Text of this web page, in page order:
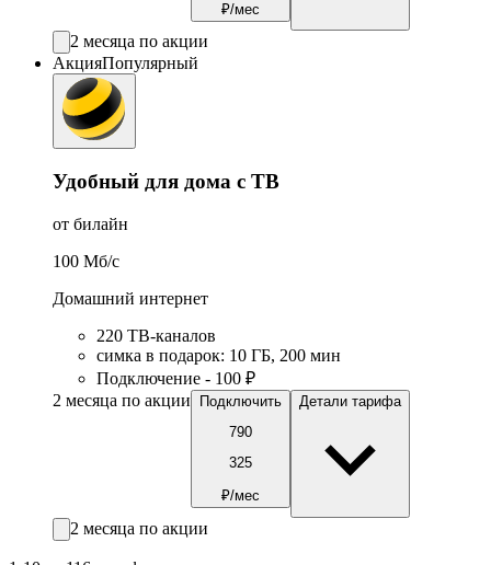
₽/мес
2 месяца по акции
АкцияПопулярный
Удобный для дома с ТВ
от билайн
100 Мб/c
Домашний интернет
220 ТВ-каналов
симка в подарок: 10 ГБ, 200 мин
Подключение - 100 ₽
2 месяца по акции
Подключить
790
325
₽/мес
Детали тарифа
2 месяца по акции